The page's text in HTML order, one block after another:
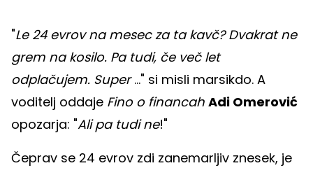
"Le 24 evrov na mesec za ta kavč? Dvakrat ne
grem na kosilo. Pa tudi, če več let
odplačujem. Super..." si misli marsikdo. A
voditelj oddaje Fino o financah Adi Omerović
opozarja: "Ali pa tudi ne!"
Čeprav se 24 evrov zdi zanemarljiv znesek, je